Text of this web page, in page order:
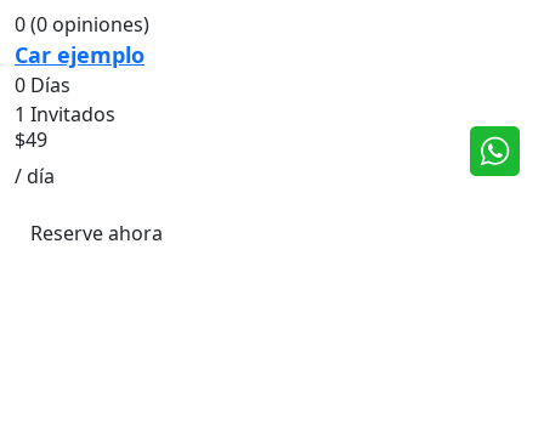
0(0 opiniones)
Car ejemplo
0 Días
1 Invitados
$49
/ día
Reserve ahora